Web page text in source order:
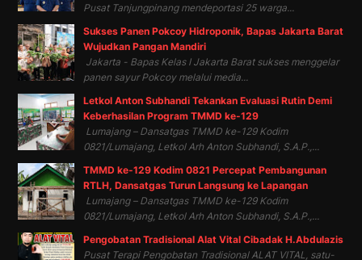
Pusat Tanjungpinang mendeportasi 25 warga...
Sukses Panen Pokcoy Hidroponik, Bapas Jakarta Barat
Wujudkan Pangan Mandiri
Jakarta - Bapas Kelas I Jakarta Barat sukses menggelar
panen sayur Pokcoy melalui media...
Letkol Anton Subhandi Tekankan Evaluasi Rutin Demi
Keberhasilan Program TMMD ke-129
Lumajang – Dansatgas TMMD ke-129 Kodim
0821/Lumajang, Letkol Arh Anton Subhandi, S.A.P.,...
TMMD ke-129 Kodim 0821 Percepat Pembangunan
RTLH, Dansatgas Turun Langsung ke Lapangan
Lumajang – Dansatgas TMMD ke-129 Kodim
0821/Lumajang, Letkol Arh Anton Subhandi, S.A.P.,...
Pengobatan Tradisional Alat Vital Cibadak H.Abdulazis
Pusat Terapi Pengobatan Tradisional ALAT VITAL, satu-